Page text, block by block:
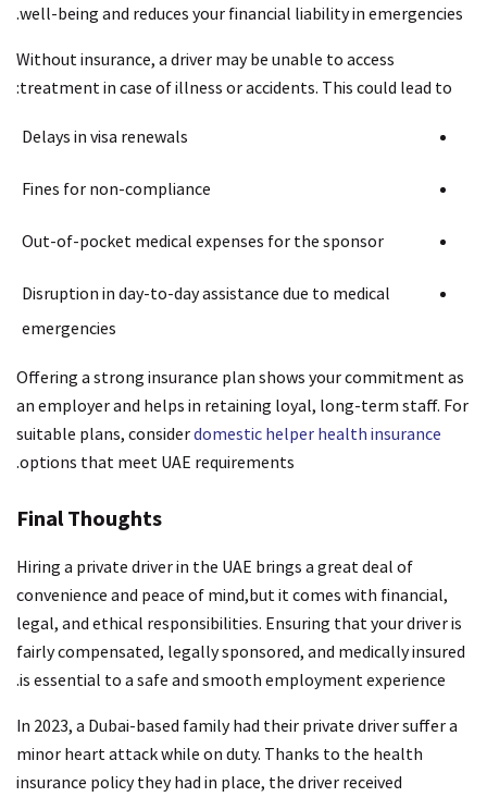
well-being and reduces your financial liability in emergencies.
Without insurance, a driver may be unable to access
treatment in case of illness or accidents. This could lead to:
Delays in visa renewals
Fines for non-compliance
Out-of-pocket medical expenses for the sponsor
Disruption in day-to-day assistance due to medical
emergencies
Offering a strong insurance plan shows your commitment as
an employer and helps in retaining loyal, long-term staff. For
suitable plans, considerdomestic helper health insurance
options that meet UAE requirements.
Final Thoughts
Hiring a private driver in the UAE brings a great deal of
convenience and peace of mind,but it comes with financial,
legal, and ethical responsibilities. Ensuring that your driver is
fairly compensated, legally sponsored, and medically insured
is essential to a safe and smooth employment experience.
In 2023, a Dubai-based family had their private driver suffer a
minor heart attack while on duty. Thanks to the health
insurance policy they had in place, the driver received